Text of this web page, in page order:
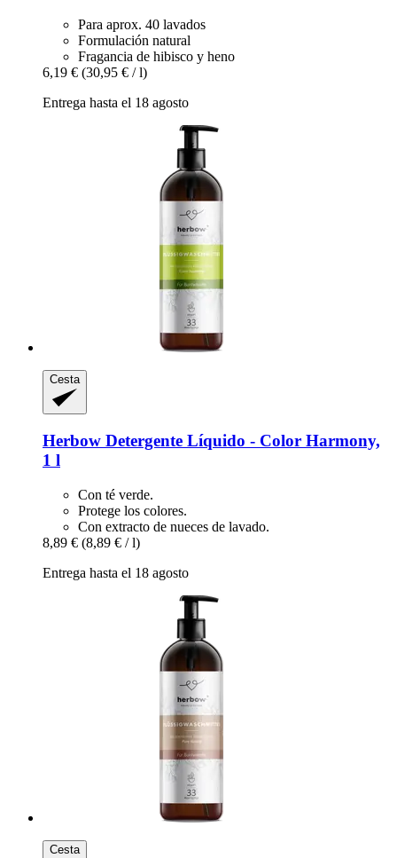
Para aprox. 40 lavados
Formulación natural
Fragancia de hibisco y heno
6,19 € (30,95 € / l)
Entrega hasta el 18 agosto
Cesta
Herbow Detergente Líquido -​ Color Harmony,
1 l
Con té verde.
Protege los colores.
Con extracto de nueces de lavado.
8,89 € (8,89 € / l)
Entrega hasta el 18 agosto
Cesta